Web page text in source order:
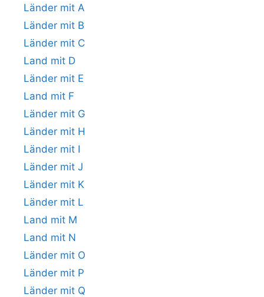
Länder mit A
Länder mit B
Länder mit C
Land mit D
Länder mit E
Land mit F
Länder mit G
Länder mit H
Länder mit I
Länder mit J
Länder mit K
Länder mit L
Land mit M
Land mit N
Länder mit O
Länder mit P
Länder mit Q